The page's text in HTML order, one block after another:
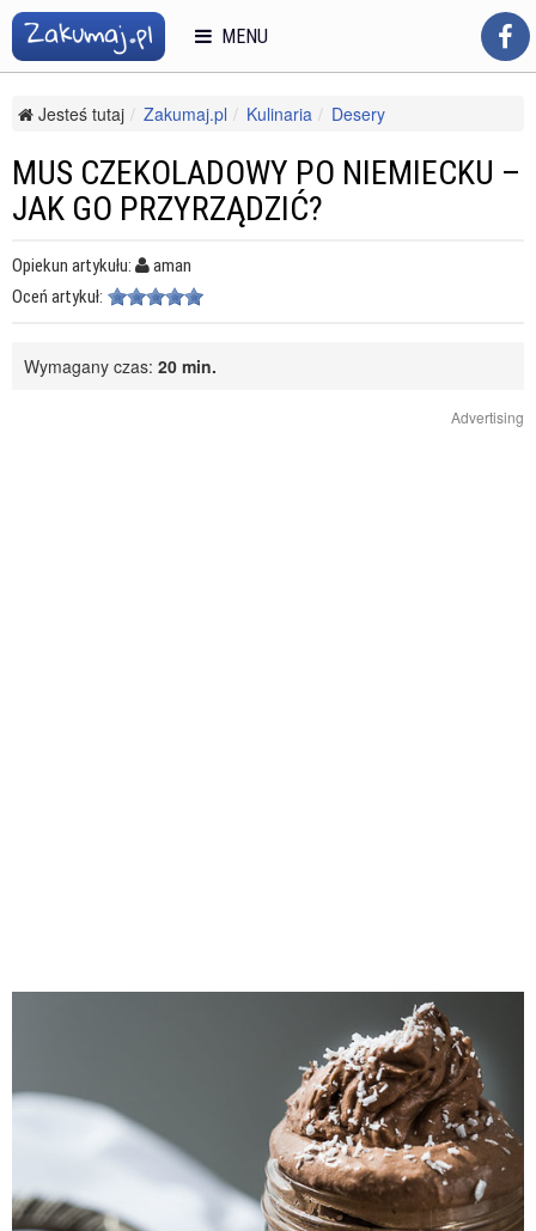
Jesteś tutaj Zakumaj.pl Kulinaria
Desery
Mus czekoladowy po niemiecku – jak go przyrządzić?
MUS CZEKOLADOWY PO NIEMIECKU –
JAK GO PRZYRZĄDZIĆ?
Opiekun artykułu:
aman
Oceń artykuł:
Wymagany czas: 20 min.
Advertising
MENU